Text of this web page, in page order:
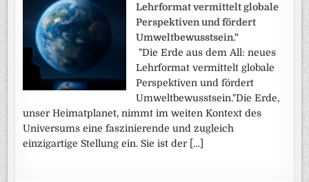
Lehrformat vermittelt globale
Perspektiven und fördert
Umweltbewusstsein."
"Die Erde aus dem All: neues
Lehrformat vermittelt globale
Perspektiven und fördert
Umweltbewusstsein."Die Erde,
unser Heimatplanet, nimmt im weiten Kontext des
Universums eine faszinierende und zugleich
einzigartige Stellung ein. Sie ist der […]